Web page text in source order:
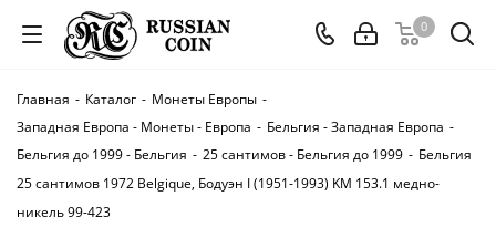
0
Главная - Каталог - Монеты Европы -
Западная Европа - Монеты - Европа - Бельгия - Западная Европа -
Бельгия до 1999 - Бельгия - 25 сантимов - Бельгия до 1999 - Бельгия
25 сантимов 1972 Belgique, Бодуэн I (1951-1993) KM 153.1 медно-
никель 99-423